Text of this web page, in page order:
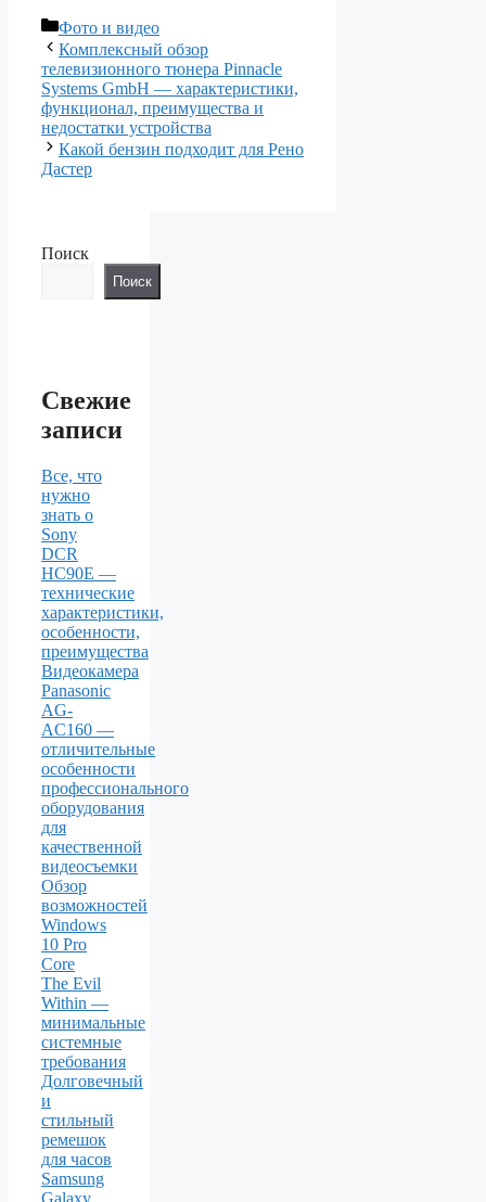
Рубрики
Фото и видео
Комплексный обзор
телевизионного тюнера Pinnacle
Systems GmbH — характеристики,
функционал, преимущества и
недостатки устройства
Какой бензин подходит для Рено
Дастер
Поиск
Поиск
Свежие
записи
Все, что
нужно
знать о
Sony
DCR
HC90E —
технические
характеристики,
особенности,
преимущества
Видеокамера
Panasonic
AG-
AC160 —
отличительные
особенности
профессионального
оборудования
для
качественной
видеосъемки
Обзор
возможностей
Windows
10 Pro
Core
The Evil
Within —
минимальные
системные
требования
Долговечный
и
стильный
ремешок
для часов
Samsung